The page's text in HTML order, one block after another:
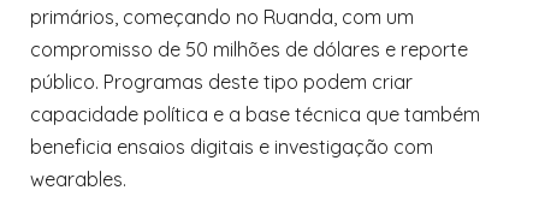
primários, começando no Ruanda, com um
compromisso de 50 milhões de dólares e reporte
público. Programas deste tipo podem criar
capacidade política e a base técnica que também
beneficia ensaios digitais e investigação com
wearables.